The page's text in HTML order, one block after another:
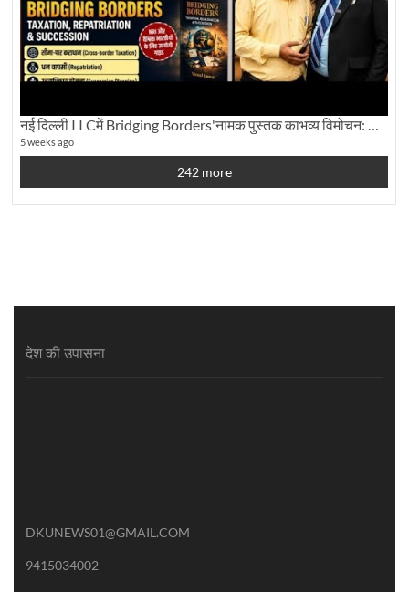
5 weeks ago
242 more
देश की उपासना
DKUNEWS01@GMAIL.COM
9415034002